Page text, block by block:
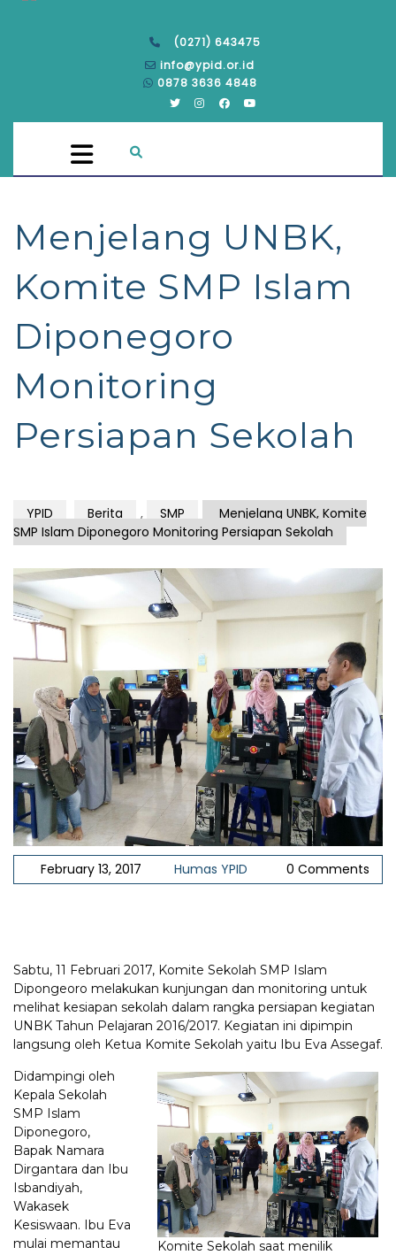
(0271) 643475
info@ypid.or.id
0878 3636 4848
Menjelang UNBK,
Komite SMP Islam
Diponegoro
Monitoring
Persiapan Sekolah
YPID Berita , SMP
Menjelang UNBK, Komite
SMP Islam Diponegoro Monitoring Persiapan Sekolah
February 13, 2017 Humas YPID 0 Comments
Sabtu, 11 Februari 2017, Komite Sekolah SMP Islam
Dipongeoro melakukan kunjungan dan monitoring untuk
melihat kesiapan sekolah dalam rangka persiapan kegiatan
UNBK Tahun Pelajaran 2016/2017. Kegiatan ini dipimpin
langsung oleh Ketua Komite Sekolah yaitu Ibu Eva Assegaf.
Komite Sekolah saat menilik
Didampingi oleh
Kepala Sekolah
SMP Islam
Diponegoro,
Bapak Namara
Dirgantara dan Ibu
Isbandiyah,
Wakasek
Kesiswaan. Ibu Eva
mulai memantau